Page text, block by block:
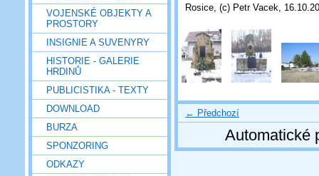
VOJENSKÉ OBJEKTY A
PROSTORY
INSIGNIE A SUVENYRY
HISTORIE - GALERIE
HRDINŮ
PUBLICISTIKA - TEXTY
DOWNLOAD
BURZA
SPONZORING
ODKAZY
Rosice, (c) Petr Vacek,
← Předchozí
Automatické